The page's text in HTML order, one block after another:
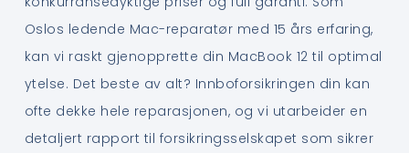
Oslos ledende Mac-reparatør med 15 års erfaring,
kan vi raskt gjenopprette din MacBook 12 til optimal
ytelse. Det beste av alt? Innboforsikringen din kan
ofte dekke hele reparasjonen, og vi utarbeider en
detaljert rapport til forsikringsselskapet som sikrer